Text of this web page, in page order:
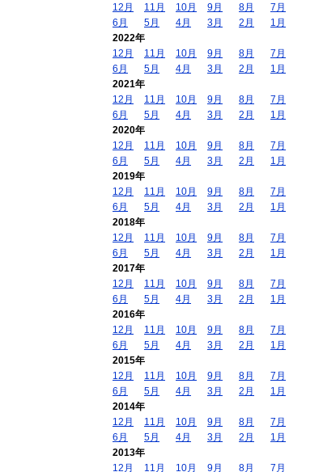
12月
11月 10月 9月 8月
7月
6月
5月 4月 3月 2月
1月
2022年
12月
11月 10月 9月 8月
7月
6月
5月 4月 3月 2月
1月
2021年
12月
11月 10月 9月 8月
7月
6月
5月 4月 3月 2月
1月
2020年
12月
11月 10月 9月 8月
7月
6月
5月 4月 3月 2月
1月
2019年
12月
11月 10月 9月 8月
7月
6月
5月 4月 3月 2月
1月
2018年
12月
11月 10月 9月 8月
7月
6月
5月 4月 3月 2月
1月
2017年
12月
11月 10月 9月 8月
7月
6月
5月 4月 3月 2月
1月
2016年
12月
11月 10月 9月 8月
7月
6月
5月 4月 3月 2月
1月
2015年
12月
11月 10月 9月 8月
7月
6月
5月 4月 3月 2月
1月
2014年
12月
11月 10月 9月 8月
7月
6月
5月 4月 3月 2月
1月
2013年
12月
11月 10月 9月 8月 7月